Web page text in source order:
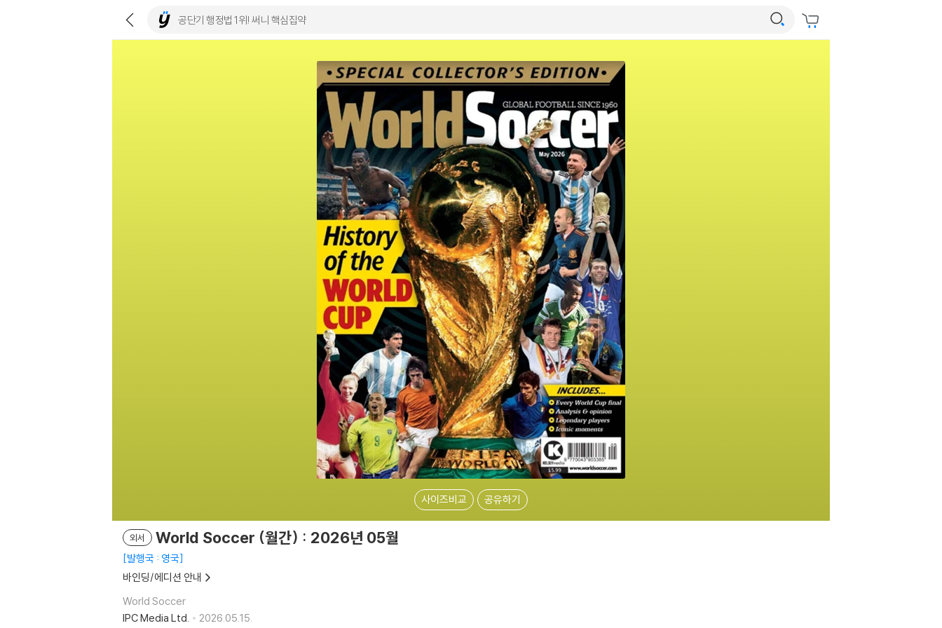
사이즈비교 공유하기
외서 World Soccer (월간) : 2026년 05월
발행국 : 영국
바인딩/에디션 안내
World Soccer
IPC Media Ltd.
2026.05.15.